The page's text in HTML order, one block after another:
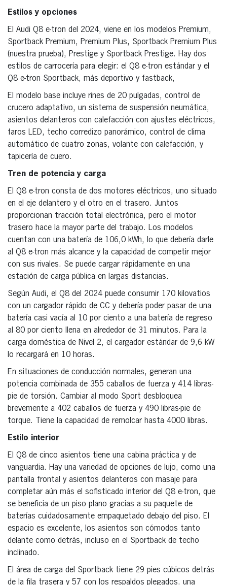
Estilos y opciones
El Audi Q8 e-tron del 2024, viene en los modelos Premium,
Sportback Premium, Premium Plus, Sportback Premium Plus
(nuestra prueba), Prestige y Sportback Prestige. Hay dos
estilos de carrocería para elegir: el Q8 e-tron estándar y el
Q8 e-tron Sportback, más deportivo y fastback,
El modelo base incluye rines de 20 pulgadas, control de
crucero adaptativo, un sistema de suspensión neumática,
asientos delanteros con calefacción con ajustes eléctricos,
faros LED, techo corredizo panorámico, control de clima
automático de cuatro zonas, volante con calefacción, y
tapicería de cuero.
Tren de potencia y carga
El Q8 e-tron consta de dos motores eléctricos, uno situado
en el eje delantero y el otro en el trasero. Juntos
proporcionan tracción total electrónica, pero el motor
trasero hace la mayor parte del trabajo. Los modelos
cuentan con una batería de 106,0 kWh, lo que debería darle
al Q8 e-tron más alcance y la capacidad de competir mejor
con sus rivales. Se puede cargar rápidamente en una
estación de carga pública en largas distancias.
Según Audi, el Q8 del 2024 puede consumir 170 kilovatios
con un cargador rápido de CC y debería poder pasar de una
batería casi vacía al 10 por ciento a una batería de regreso
al 80 por ciento llena en alrededor de 31 minutos. Para la
carga doméstica de Nivel 2, el cargador estándar de 9,6 kW
lo recargará en 10 horas.
En situaciones de conducción normales, generan una
potencia combinada de 355 caballos de fuerza y 414 libras-
pie de torsión. Cambiar al modo Sport desbloquea
brevemente a 402 caballos de fuerza y 490 libras-pie de
torque. Tiene la capacidad de remolcar hasta 4000 libras.
Estilo interior
El Q8 de cinco asientos tiene una cabina práctica y de
vanguardia. Hay una variedad de opciones de lujo, como una
pantalla frontal y asientos delanteros con masaje para
completar aún más el sofisticado interior del Q8 e-tron, que
se beneficia de un piso plano gracias a su paquete de
baterías cuidadosamente empaquetado debajo del piso. El
espacio es excelente, los asientos son cómodos tanto
delante como detrás, incluso en el Sportback de techo
inclinado.
El área de carga del Sportback tiene 29 pies cúbicos detrás
de la fila trasera y 57 con los respaldos plegados. una